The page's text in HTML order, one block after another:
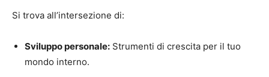
Si trova all’intersezione di:
Sviluppo personale: Strumenti di crescita per il tuo
mondo interno.